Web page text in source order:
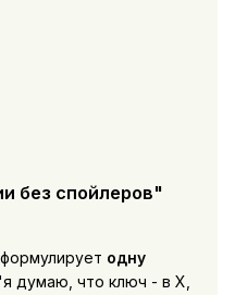
без спойлеров"
одну
думаю, что ключ - в X,